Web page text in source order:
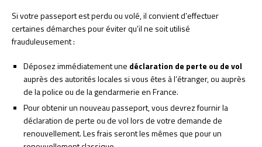
Si votre passeport est perdu ou volé, il convient d’effectuer
certaines démarches pour éviter qu’il ne soit utilisé
frauduleusement :
Déposez immédiatement une déclaration de perte ou de vol
auprès des autorités locales si vous êtes à l’étranger, ou auprès
de la police ou de la gendarmerie en France.
Pour obtenir un nouveau passeport, vous devrez fournir la
déclaration de perte ou de vol lors de votre demande de
renouvellement. Les frais seront les mêmes que pour un